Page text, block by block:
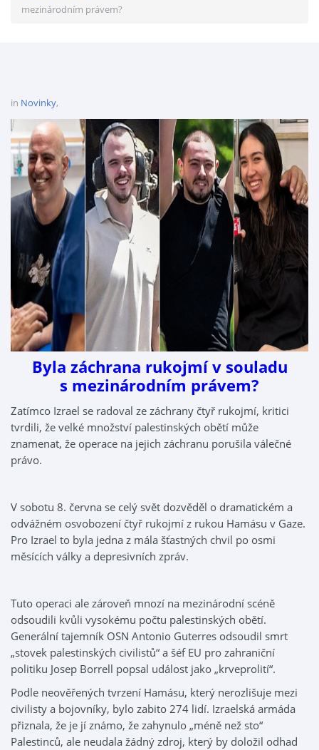
mezinárodním právem?
in Novinky,
Byla záchrana rukojmí v souladu
s mezinárodním právem?
Zatímco Izrael se radoval ze záchrany čtyř rukojmí, kritici
tvrdili, že velké množství palestinských obětí může
znamenat, že operace na jejich záchranu porušila válečné
právo.
V sobotu 8. června se celý svět dozvěděl o dramatickém a
odvážném osvobození čtyř rukojmí z rukou Hamásu v Gaze.
Pro Izrael to byla jedna z mála šťastných chvil po osmi
měsících války a depresivních zpráv.
Tuto operaci ale zároveň mnozí na mezinárodní scéně
odsoudili kvůli vysokému počtu palestinských obětí.
Generální tajemník OSN Antonio Guterres odsoudil smrt
„stovek palestinských civilistů“ a šéf EU pro zahraniční
politiku Josep Borrell popsal událost jako „krveprolití“.
Podle neověřených tvrzení Hamásu, který nerozlišuje mezi
civilisty a bojovníky, bylo zabito 274 lidí. Izraelská armáda
přiznala, že je jí známo, že zahynulo „méně než sto“
Palestinců, ale neudala žádný zdroj, který by doložil odhad